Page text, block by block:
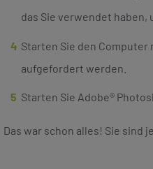
das Sie verwendet
Starten Sie den Computer
aufgefordert werden.
Starten Sie Adobe®
Das war schon alles! Sie sind